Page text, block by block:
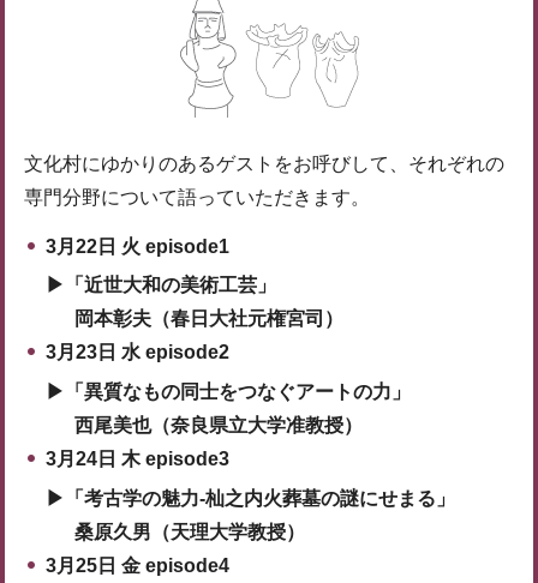
文化村にゆかりのあるゲストをお呼びして、それぞれの
専門分野について語っていただきます。
3月22日 火 episode1
▶「近世大和の美術工芸」
岡本彰夫（春日大社元権宮司）
3月23日 水 episode2
▶「異質なもの同士をつなぐアートの力」
西尾美也（奈良県立大学准教授）
3月24日 木 episode3
▶「考古学の魅力-杣之内火葬墓の謎にせまる」
桑原久男（天理大学教授）
3月25日 金 episode4